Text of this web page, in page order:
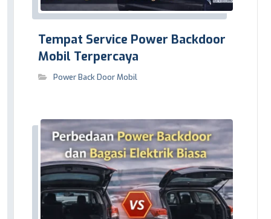
Tempat Service Power Backdoor
Mobil Terpercaya
Power Back Door Mobil